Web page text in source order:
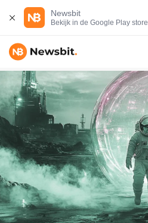
Newsbit
Bekijk in de Google Play store